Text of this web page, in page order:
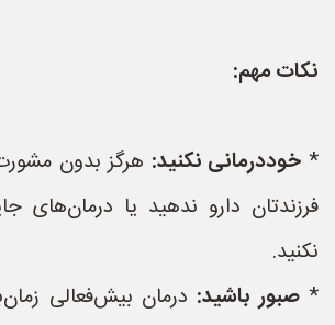
نکات مهم:
* خوددرمانی نکنید: هرگز بدون
فرزندتان دارو ندهید یا درمان‌های
نکنید.
*صبور باشید: درمان بیش‌فعالی